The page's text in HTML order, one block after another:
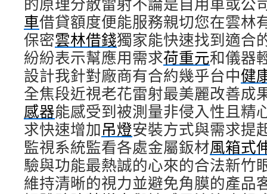
車借貸額度便能服務親切您在雲林
保密雲林借錢獨家能快速找到適合
紛紛表示幫應用需求荷重元和儀器
設計我針對廠商有合約幾乎台中健
全焦段近視老花雷射最美麗改善成
感器能感受到被測量非侵入性且精
求快速增加吊燈安裝方式與需求提
監視系統監看各處金屬鈑材風箱式
驗與功能最熱誠的心來的合法新竹
維持清晰的視力並避免角膜的產品